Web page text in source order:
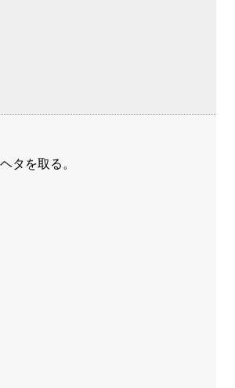
タを取る。